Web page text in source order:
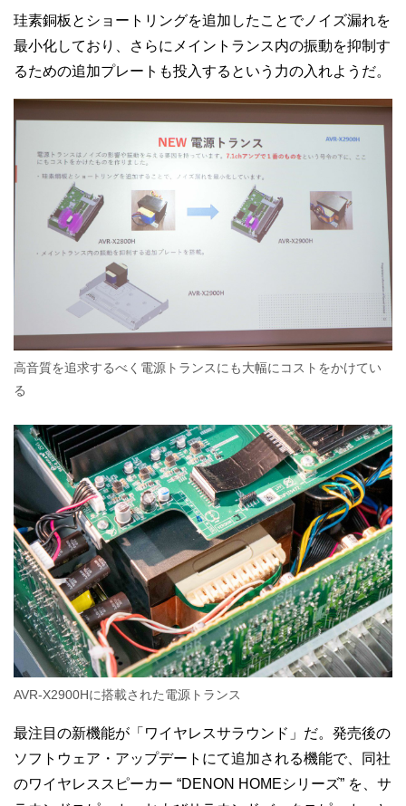
珪素銅板とショートリングを追加したことでノイズ漏れを
最小化しており、さらにメイントランス内の振動を抑制す
るための追加プレートも投入するという力の入れようだ。
高音質を追求するべく電源トランスにも大幅にコストをかけてい
る
AVR-X2900Hに搭載された電源トランス
最注目の新機能が「ワイヤレスサラウンド」だ。発売後の
ソフトウェア・アップデートにて追加される機能で、同社
のワイヤレススピーカー “DENON HOMEシリーズ” を、サ